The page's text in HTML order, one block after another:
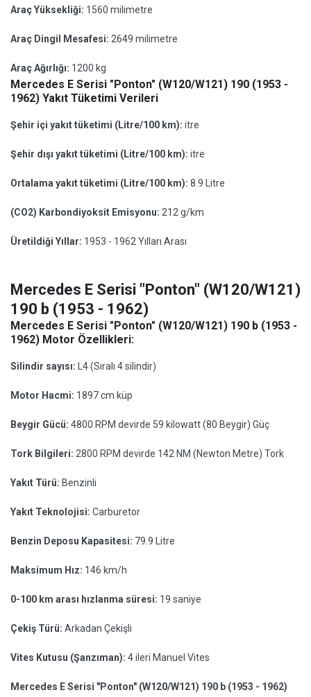
Araç Yüksekliği: 1560 milimetre
Araç Dingil Mesafesi: 2649 milimetre
Araç Ağırlığı: 1200 kg
Mercedes E Serisi "Ponton" (W120/W121) 190 (1953 -
1962) Yakıt Tüketimi Verileri
Şehir içi yakıt tüketimi (Litre/100 km): itre
Şehir dışı yakıt tüketimi (Litre/100 km): itre
Ortalama yakıt tüketimi (Litre/100 km): 8.9 Litre
(CO2) Karbondiyoksit Emisyonu: 212 g/km
Üretildiği Yıllar: 1953 - 1962 Yılları Arası
Mercedes E Serisi "Ponton" (W120/W121)
190 b (1953 - 1962)
Mercedes E Serisi "Ponton" (W120/W121) 190 b (1953 -
1962) Motor Özellikleri:
Silindir sayısı: L4 (Sıralı 4 silindir)
Motor Hacmi: 1897 cm küp
Beygir Gücü: 4800 RPM devirde 59 kilowatt (80 Beygir) Güç
Tork Bilgileri: 2800 RPM devirde 142 NM (Newton Metre) Tork
Yakıt Türü: Benzinli
Yakıt Teknolojisi: Carburetor
Benzin Deposu Kapasitesi: 79.9 Litre
Maksimum Hız: 146 km/h
0-100 km arası hızlanma süresi: 19 saniye
Çekiş Türü: Arkadan Çekişli
Vites Kutusu (Şanzıman): 4 ileri Manuel Vites
Mercedes E Serisi "Ponton" (W120/W121) 190 b (1953 - 1962)